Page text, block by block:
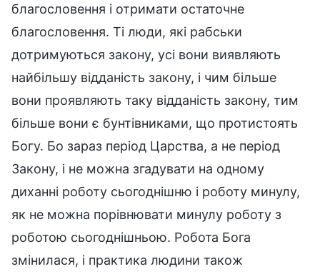
благословення і отримати остаточне
благословення. Ті люди, які рабськи
дотримуються закону, усі вони виявляють
найбільшу відданість закону, і чим більше
вони проявляють таку відданість закону, тим
більше вони є бунтівниками, що протистоять
Богу. Бо зараз період Царства, а не період
Закону, і не можна згадувати на одному
диханні роботу сьогоднішню і роботу минулу,
як не можна порівнювати минулу роботу з
роботою сьогоднішньою. Робота Бога
змінилася, і практика людини також